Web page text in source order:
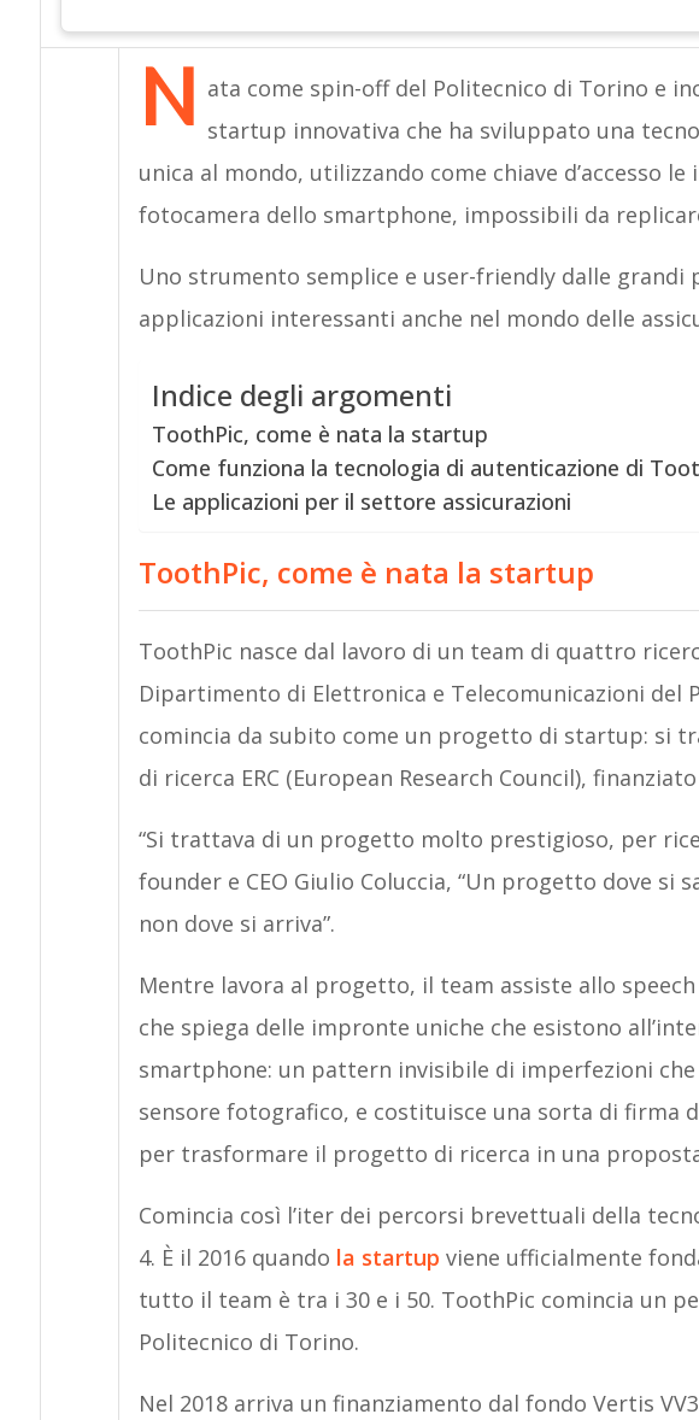
N ata come spin-off del Politecnico di Torino e
startup innovativa che ha sviluppato una
unica al mondo, utilizzando come chiave d’accesso
fotocamera dello smartphone, impossibili da
Uno strumento semplice e user-friendly dalle grandi
applicazioni interessanti anche nel mondo delle
Indice degli argomenti
ToothPic, come è nata la startup
Come funziona la tecnologia di autenticazione di
Le applicazioni per il settore assicurazioni
ToothPic, come è nata la startup
ToothPic nasce dal lavoro di un team di quattro
Dipartimento di Elettronica e Telecomunicazioni del
comincia da subito come un progetto di startup: si
di ricerca ERC (European Research Council),
“Si trattava di un progetto molto prestigioso, per
founder e CEO Giulio Coluccia, “Un progetto dove si
non dove si arriva”.
Mentre lavora al progetto, il team assiste allo
che spiega delle impronte uniche che esistono
smartphone: un pattern invisibile di imperfezioni
sensore fotografico, e costituisce una sorta di firma
per trasformare il progetto di ricerca in una
Comincia così l’iter dei percorsi brevettuali della
4. È il 2016 quando la startup viene ufficialmente
tutto il team è tra i 30 e i 50. ToothPic comincia un
Politecnico di Torino.
Nel 2018 arriva un finanziamento dal fondo Vertis